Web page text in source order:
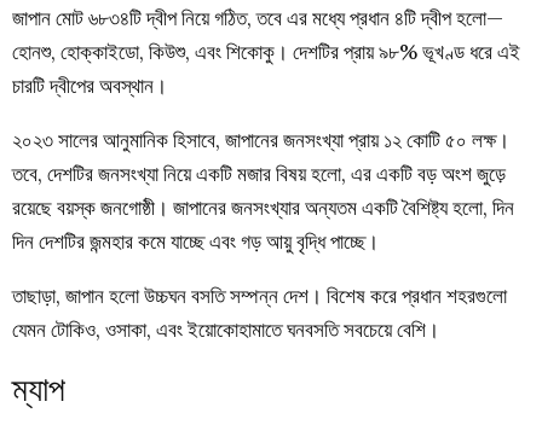
জাপান মোট ৬৮৩৪টি দ্বীপ নিয়ে গঠিত, তবে এর মধ্যে প্রধান ৪টি দ্বীপ হলো—
হোনশু, হোক্কাইডো, কিউশু, এবং শিকোকু। দেশটির প্রায় ৯৮% ভূখণ্ড ধরে এই
চারটি দ্বীপের অবস্থান।
২০২৩ সালের আনুমানিক হিসাবে, জাপানের জনসংখ্যা প্রায় ১২ কোটি ৫০ লক্ষ।
তবে, দেশটির জনসংখ্যা নিয়ে একটি মজার বিষয় হলো, এর একটি বড় অংশ জুড়ে
রয়েছে বয়স্ক জনগোষ্ঠী। জাপানের জনসংখ্যার অন্যতম একটি বৈশিষ্ট্য হলো, দিন
দিন দেশটির জন্মহার কমে যাচ্ছে এবং গড় আয়ু বৃদ্ধি পাচ্ছে।
তাছাড়া, জাপান হলো উচ্চঘন বসতি সম্পন্ন দেশ। বিশেষ করে প্রধান শহরগুলো
যেমন টোকিও, ওসাকা, এবং ইয়োকোহামাতে ঘনবসতি সবচেয়ে বেশি।
ম্যাপ